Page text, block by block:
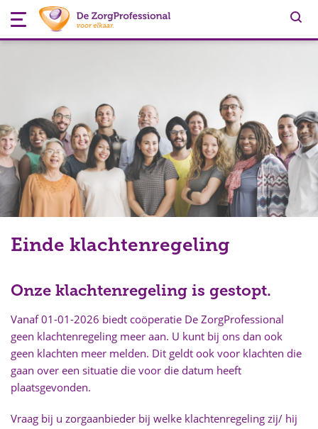
Ga naar content
Einde klachtenregeling
Onze klachtenregeling is gestopt.
Vanaf 01-01-2026 biedt coöperatie De ZorgProfessional
geen klachtenregeling meer aan. U kunt bij ons dan ook
geen klachten meer melden. Dit geldt ook voor klachten die
gaan over een situatie die voor die datum heeft
plaatsgevonden.
Vraag bij u zorgaanbieder bij welke klachtenregeling zij/ hij